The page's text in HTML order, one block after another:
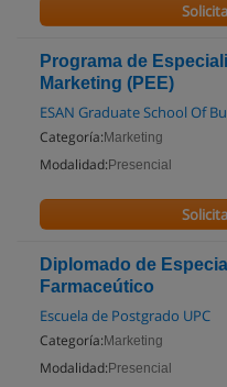
Programa de
Marketing (PEE)
ESAN Graduate School Of
Categoría: Marketing
Modalidad: Presencial
Diplomado de
Farmaceútico
Escuela de Postgrado UPC
Categoría: Marketing
Modalidad: Presencial